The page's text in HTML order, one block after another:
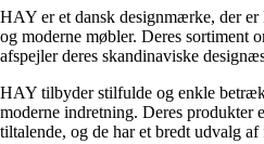
HAY er et dansk designmærke, der
og moderne møbler. Deres sortiment
afspejler deres skandinaviske
HAY tilbyder stilfulde og enkle
moderne indretning. Deres produkter
tiltalende, og de har et bredt udvalg